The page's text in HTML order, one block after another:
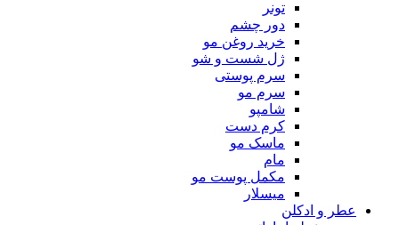
تونر
دور چشم
خرید روغن مو
ژل شست و شو
سرم پوستی
سرم مو
شامپو
کرم دست
ماسک مو
مام
مکمل پوست مو
میسلار
عطر و ادکلن